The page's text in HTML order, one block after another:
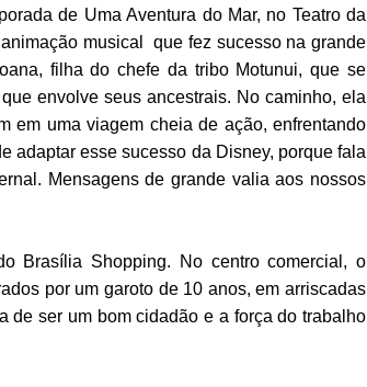
de Uma Aventura do Mar, no Teatro da
musical que fez sucesso na grande
filha do chefe da tribo Motunui, que se
envolve seus ancestrais. No caminho, ela
em uma viagem cheia de ação, enfrentando
adaptar esse sucesso da Disney, porque fala
Mensagens de grande valia aos nossos
Brasília Shopping. No centro comercial, o
por um garoto de 10 anos, em arriscadas
de ser um bom cidadão e a força do trabalho